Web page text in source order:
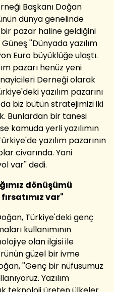
Başkanı Doğan
dünya genelinde
pazar haline geldiğini
''Dünyada yazılım
Euro büyüklüğe ulaştı.
pazarı henüz yeni
Derneği olarak
yazılım pazarını
biz bütün stratejimizi iki
Bunlardan bir tanesi
kamuda yerli yazılımın
yazılım pazarının
civarında. Yani
var'' dedi.
dönüşümü
var"
Türkiye'deki genç
kullanımının
olan ilgisi ile
güzel bir ivme
''Genç bir nüfusumuz
Yazılım